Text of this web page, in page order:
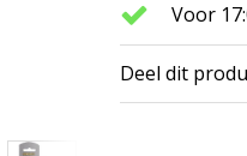
Voor
Deel dit